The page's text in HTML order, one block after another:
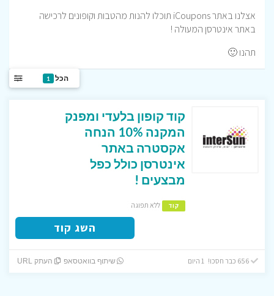
אצלנו באתר iCoupons תוכלו להנות מהטבות וקופונים לרכישה
באתר אינטרסן המעולה !
תהנו 🙂
הכל 1
קוד קופון בלעדי ומפנק
המקנה 10% הנחה
אקסטרה באתר
אינטרסן כולל כפל
מבצעים !
קוד ללא תפוגה
השג קוד
656 כבר חסכו! 1 היום שיתוף בוואטסאפ העתק URL